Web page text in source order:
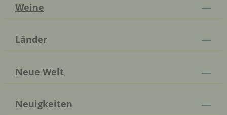
Weine
Länder
Neue Welt
Neuigkeiten